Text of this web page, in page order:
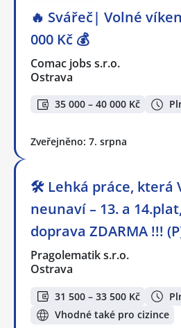
🔥 Svářeč| Volné
000 Kč 💰
Comac jobs s.r.o.
Ostrava
35 000 – 40 000 Kč
Zveřejněno: 7. srpna
🛠️ Lehká práce, která
neunaví – 13. a 14.plat,
doprava ZDARMA !!!
Pragolematik s.r.o.
Ostrava
31 500 – 33 500 Kč
Vhodné také pro cizince